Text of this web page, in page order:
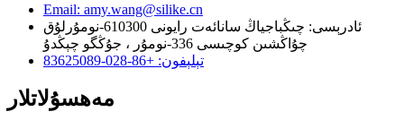
Email: amy.wang@silike.cn
ئادرېسى: چىڭباجياڭ سانائەت رايونى 610300-نومۇرلۇق
چۇاڭشىن كوچىسى 336-نومۇر ، جۇڭگو چېڭدۇ
تېلېفون: +86-028-83625089
مەھسۇلاتلار